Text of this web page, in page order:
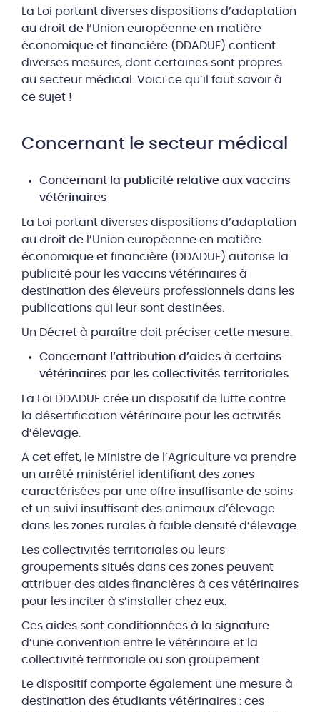
La Loi portant diverses dispositions d’adaptation
au droit de l’Union européenne en matière
économique et financière (DDADUE) contient
diverses mesures, dont certaines sont propres
au secteur médical. Voici ce qu’il faut savoir à
ce sujet !
Concernant le secteur médical
Concernant la publicité relative aux vaccins
vétérinaires
La Loi portant diverses dispositions d’adaptation
au droit de l’Union européenne en matière
économique et financière (DDADUE) autorise la
publicité pour les vaccins vétérinaires à
destination des éleveurs professionnels dans les
publications qui leur sont destinées.
Un Décret à paraître doit préciser cette mesure.
Concernant l’attribution d’aides à certains
vétérinaires par les collectivités territoriales
La Loi DDADUE crée un dispositif de lutte contre
la désertification vétérinaire pour les activités
d’élevage.
A cet effet, le Ministre de l’Agriculture va prendre
un arrêté ministériel identifiant des zones
caractérisées par une offre insuffisante de soins
et un suivi insuffisant des animaux d’élevage
dans les zones rurales à faible densité d’élevage.
Les collectivités territoriales ou leurs
groupements situés dans ces zones peuvent
attribuer des aides financières à ces vétérinaires
pour les inciter à s’installer chez eux.
Ces aides sont conditionnées à la signature
d’une convention entre le vétérinaire et la
collectivité territoriale ou son groupement.
Le dispositif comporte également une mesure à
destination des étudiants vétérinaires : ces